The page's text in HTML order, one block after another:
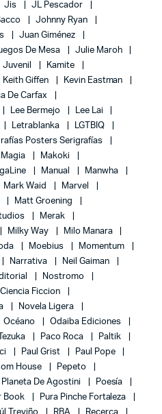
Jis
JL Pescador
Johnny Ryan
Juan Giménez
De Mesa
Julie Maroh
Juvenil
Kamite
Keith Giffen
Kevin Eastman
De Carfax
Lee Bermejo
Lee Lai
Letrablanka
LGTBIQ
Posters Serigrafías
Magia
Makoki
Manual
Manwha
Mark Waid
Marvel
Matt Groening
Merak
Milky Way
Milo Manara
Moebius
Momentum
Narrativa
Neil Gaiman
Nostromo
Ficcion
Novela Ligera
Océano
Odaiba Ediciones
Paco Roca
Paltik
Paul Grist
Paul Pope
House
Pepeto
Planeta De Agostini
Poesía
Book
Pura Pinche Fortaleza